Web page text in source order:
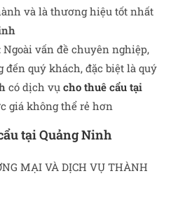
và là thương hiệu tốt nhất
vấn đề chuyên nghiệp,
đến quý khách, đặc biệt là quý
có dịch vụcho thuê cẩu tại
giá không thể rẻ hơn
tạiQuảng Ninh
MẠI VÀ DỊCH VỤ THÀNH